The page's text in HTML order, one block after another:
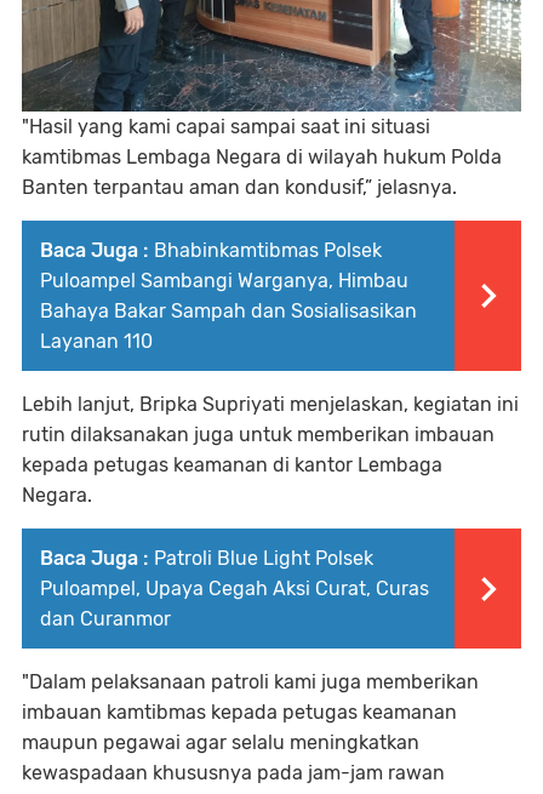
"Hasil yang kami capai sampai saat ini situasi
kamtibmas Lembaga Negara di wilayah hukum Polda
Banten terpantau aman dan kondusif,” jelasnya.
Baca Juga : Bhabinkamtibmas Polsek
Puloampel Sambangi Warganya, Himbau
Bahaya Bakar Sampah dan Sosialisasikan
Layanan 110
Lebih lanjut, Bripka Supriyati menjelaskan, kegiatan ini
rutin dilaksanakan juga untuk memberikan imbauan
kepada petugas keamanan di kantor Lembaga
Negara.
Baca Juga : Patroli Blue Light Polsek
Puloampel, Upaya Cegah Aksi Curat, Curas
dan Curanmor
"Dalam pelaksanaan patroli kami juga memberikan
imbauan kamtibmas kepada petugas keamanan
maupun pegawai agar selalu meningkatkan
kewaspadaan khususnya pada jam-jam rawan